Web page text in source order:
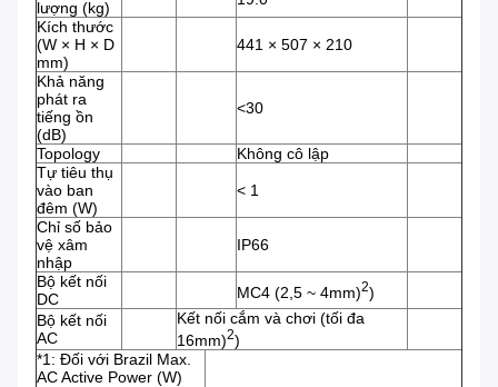
lượng (kg)
Kích thước
(W × H × D
mm)
441 × 507 × 210
Khả năng
phát ra
tiếng ồn
(dB)
<30
Topology
Không cô lập
Tự tiêu thụ
vào ban
đêm (W)
< 1
Chỉ số bảo
vệ xâm
nhập
IP66
Bộ kết nối
DC
MC4 (2,5 ~ 4mm)2)
Bộ kết nối
AC
Kết nối cắm và chơi (tối đa
16mm)2)
*1: Đối với Brazil Max.
AC Active Power (W)